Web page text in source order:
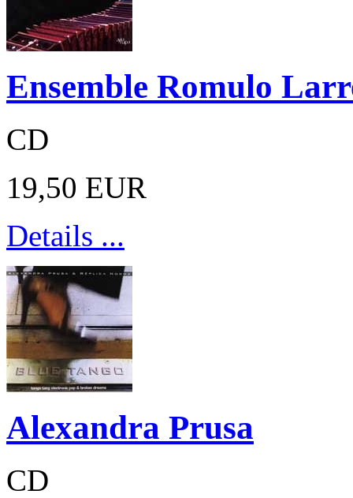
Ensemble Romulo
CD
19,50 EUR
Details ...
Alexandra Prusa
CD